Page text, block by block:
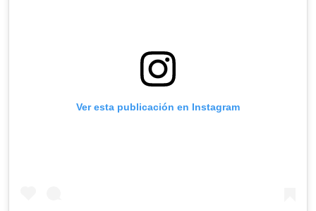
Ver esta publicación en Instagram